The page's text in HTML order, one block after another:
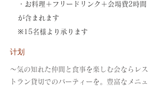
・お料理＋フリードリンク＋会場費2時間
が含まれます
※15名様より承ります
计划
～気の知れた仲間と食事を楽しむ会ならレス
トラン貸切でのパーティーを。豊富なメニュ